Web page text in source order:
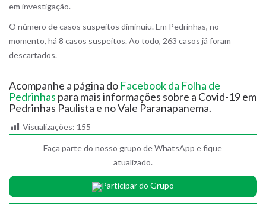
em investigação.
O número de casos suspeitos diminuiu. Em Pedrinhas, no
momento, há 8 casos suspeitos. Ao todo, 263 casos já foram
descartados.
Acompanhe a página do Facebook da Folha de
Pedrinhas para mais informações sobre a Covid-19 em
Pedrinhas Paulista e no Vale Paranapanema.
Visualizações: 155
Faça parte do nosso grupo de WhatsApp e fique
atualizado.
Participar do Grupo